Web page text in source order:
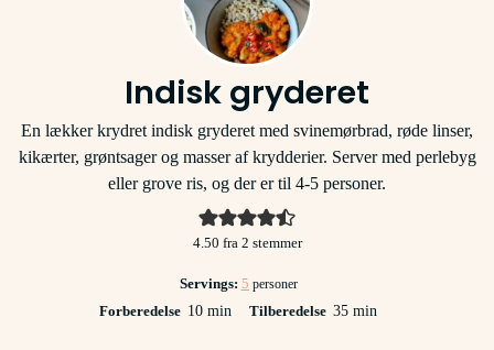
Indisk gryderet
En lækker krydret indisk gryderet med svinemørbrad, røde linser,
kikærter, grøntsager og masser af krydderier. Server med perlebyg
eller grove ris, og der er til 4-5 personer.
4.50 fra 2 stemmer
Servings: 5 personer
Forberedelse 10minutter
min Tilberedelse 35minutter
min